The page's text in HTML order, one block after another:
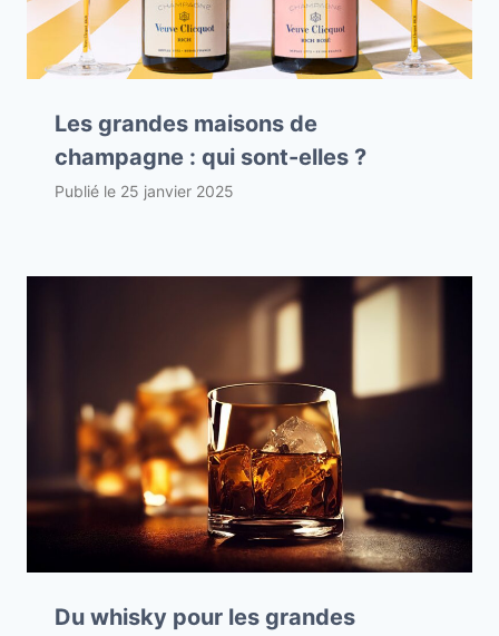
Les grandes maisons de
champagne : qui sont-elles ?
Publié le 25 janvier 2025
Du whisky pour les grandes